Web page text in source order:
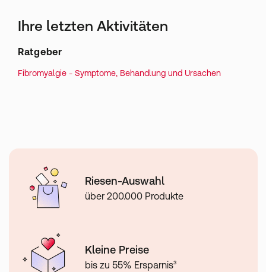
Ihre letzten Aktivitäten
Ratgeber
Fibromyalgie - Symptome, Behandlung und Ursachen
Riesen-Auswahl
über 200.000 Produkte
Kleine Preise
bis zu 55% Ersparnis³